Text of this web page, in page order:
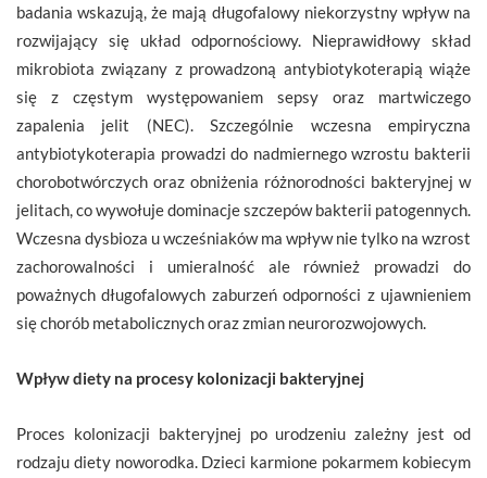
badania wskazują, że mają długofalowy niekorzystny wpływ na
rozwijający się układ odpornościowy. Nieprawidłowy skład
mikrobiota związany z prowadzoną antybiotykoterapią wiąże
się z częstym występowaniem sepsy oraz martwiczego
zapalenia jelit (NEC). Szczególnie wczesna empiryczna
antybiotykoterapia prowadzi do nadmiernego wzrostu bakterii
chorobotwórczych oraz obniżenia różnorodności bakteryjnej w
jelitach, co wywołuje dominacje szczepów bakterii patogennych.
Wczesna dysbioza u wcześniaków ma wpływ nie tylko na wzrost
zachorowalności i umieralność ale również prowadzi do
poważnych długofalowych zaburzeń odporności z ujawnieniem
się chorób metabolicznych oraz zmian neurorozwojowych.
Wpływ diety na procesy kolonizacji bakteryjnej
Proces kolonizacji bakteryjnej po urodzeniu zależny jest od
rodzaju diety noworodka. Dzieci karmione pokarmem kobiecym